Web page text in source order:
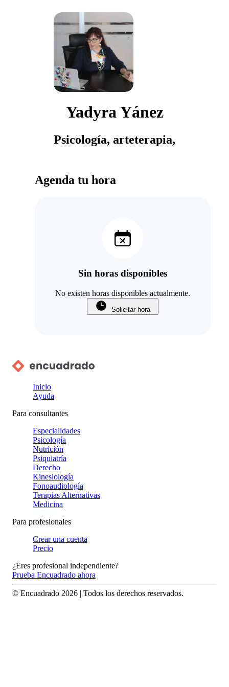
Yadyra Yánez
Psicología, arteterapia,
Agenda tu hora
Sin horas disponibles
No existen horas disponibles actualmente.
Solicitar hora
Inicio
Ayuda
Para consultantes
Especialidades
Psicología
Nutrición
Psiquiatría
Derecho
Kinesiología
Fonoaudiología
Terapias Alternativas
Medicina
Para profesionales
Crear una cuenta
Precio
¿Eres profesional independiente?
Prueba Encuadrado ahora
© Encuadrado 2026 | Todos los derechos reservados.